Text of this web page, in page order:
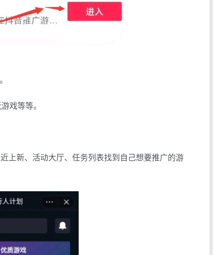
戏等等。
上新、活动大厅、任务列表找到自己想要推广的游